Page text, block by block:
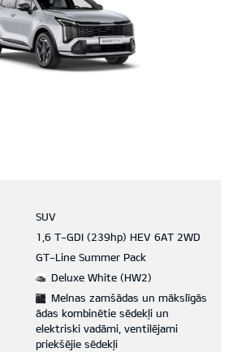
SUV
1,6 T-GDI (239hp) HEV 6AT 2WD
GT-Line Summer Pack
Deluxe White (HW2)
Melnas zamšādas un mākslīgās
ādas kombinētie sēdekļi un
elektriski vadāmi, ventilējami
priekšējie sēdekļi